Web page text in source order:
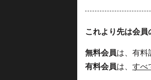
これより先は会員
無料会員は、有料
有料会員は、 すべ